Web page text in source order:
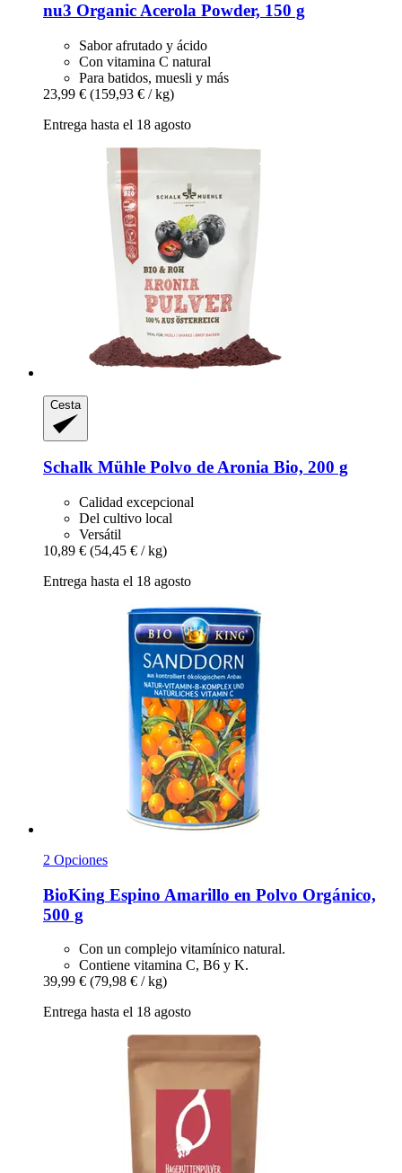
nu3 Organic Acerola Powder, 150 g
Sabor afrutado y ácido
Con vitamina C natural
Para batidos, muesli y más
23,99 € (159,93 € / kg)
Entrega hasta el 18 agosto
Cesta
Schalk Mühle Polvo de Aronia Bio, 200 g
Calidad excepcional
Del cultivo local
Versátil
10,89 € (54,45 € / kg)
Entrega hasta el 18 agosto
2 Opciones
BioKing Espino Amarillo en Polvo Orgánico,
500 g
Con un complejo vitamínico natural.
Contiene vitamina C, B6 y K.
39,99 € (79,98 € / kg)
Entrega hasta el 18 agosto